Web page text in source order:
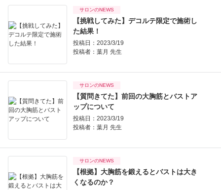
サロンのNEWS
【挑戦してみた】デコルテ限定で施術し
た結果！
投稿日：2023/3/19
投稿者： 葉月 先生
サロンのNEWS
【質問きてた】前回の大胸筋とバストア
ップについて
投稿日：2023/3/19
投稿者： 葉月 先生
サロンのNEWS
【根拠】大胸筋を鍛えるとバストは大き
くなるのか？